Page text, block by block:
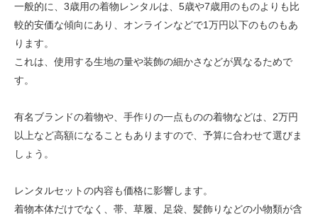
一般的に、3歳用の着物レンタルは、5歳や7歳用のものよりも比
較的安価な傾向にあり、オンラインなどで1万円以下のものもあ
ります。
これは、使用する生地の量や装飾の細かさなどが異なるためで
す。
有名ブランドの着物や、手作りの一点ものの着物などは、2万円
以上など高額になることもありますので、予算に合わせて選びま
しょう。
レンタルセットの内容も価格に影響します。
着物本体だけでなく、帯、草履、足袋、髪飾りなどの小物類が含